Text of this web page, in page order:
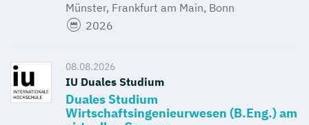
Münster, Frankfurt am Main, Bonn
2026
08.08.2026
IU Duales Studium
Duales Studium
Wirtschaftsingenieurwesen (B.Eng.) am